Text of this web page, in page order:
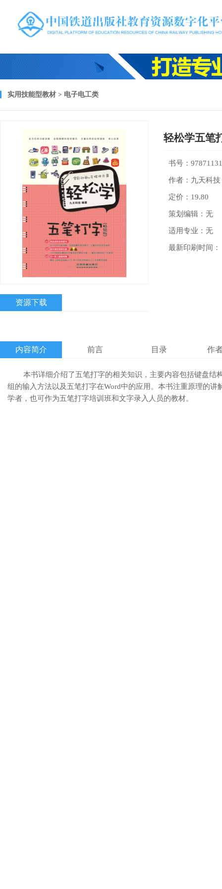
实用技能型教材 > 电子电工类
轻松学五笔
书号：
作者：九天科技
定价：19.80
策划编辑：无
适用专业：无
最新印刷时间：
资源下载
内容简介 前言 目录 作
本书详细介绍了五笔打字的相关知识，主要内容包括键盘结
组的输入方法以及五笔打字在Word中的应用。本书注重原理的
学者，也可作为五笔打字培训班和文字录入人员的教材。